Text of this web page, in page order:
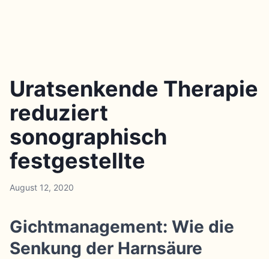
Uratsenkende Therapie
reduziert
sonographisch
festgestellte
August 12, 2020
Gichtmanagement: Wie die
Senkung der Harnsäure